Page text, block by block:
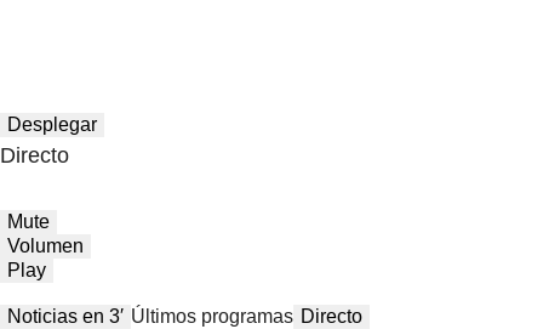
Desplegar
Directo
Mute
Volumen
Play
Noticias en 3′ Últimos programas Directo